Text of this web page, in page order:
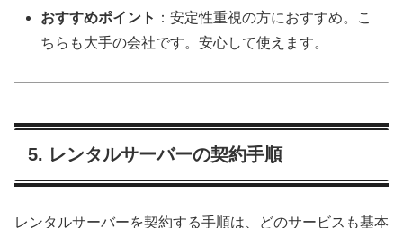
おすすめポイント ：安定性重視の方におすすめ。こ
ちらも大手の会社です。安心して使えます。
5. レンタルサーバーの契約手順
レンタルサーバーを契約する手順は、どのサービスも基本